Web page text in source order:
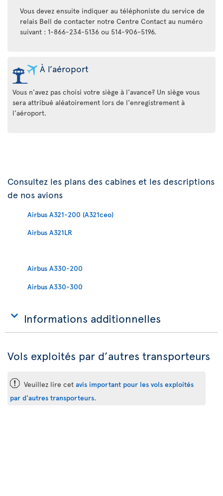
Vous devez ensuite indiquer au téléphoniste du service de
relais Bell de contacter notre Centre Contact au numéro
suivant : 1-866-234-5136 ou 514-906-5196.
À l’aéroport
Vous n'avez pas choisi votre siège à l'avance? Un siège vous
sera attribué aléatoirement lors de l'enregistrement à
l'aéroport.
Consultez les plans des cabines et les descriptions
de nos avions
Airbus A321-200 (A321ceo)
Airbus A321LR
Airbus A330-200
Airbus A330-300
Informations additionnelles
Vols exploités par d’autres transporteurs
ü Veuillez lire cet avis important pour les vols exploités
par d'autres transporteurs.